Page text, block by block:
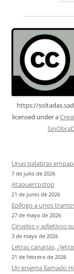
https://
licensed under a
Unas palabras
7 de julio de 2026
Atapuercostop
21 de junio de 2026
Epílogo a unos
27 de mayo de 2026
Ciruelos y adjetivos
3 de mayo de 2026
Letras canarias,
21 de febrero de 2026
Un enigma llamado